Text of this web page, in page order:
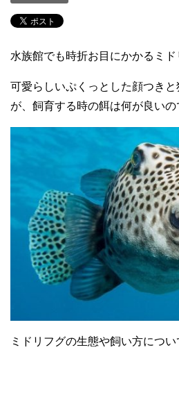
水族館でも時折お目にかかるミド
可愛らしいぷくっとした顔つき
が、飼育する時の餌は何が良いの
ミドリフグの生態や飼い方につい